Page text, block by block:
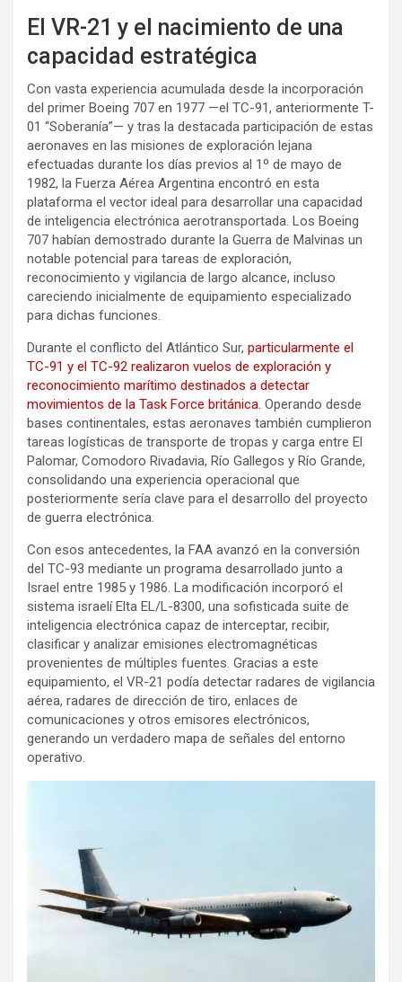
El VR-21 y el nacimiento de una
capacidad estratégica
Con vasta experiencia acumulada desde la incorporación
del primer Boeing 707 en 1977 —el TC-91, anteriormente T-
01 “Soberanía”— y tras la destacada participación de estas
aeronaves en las misiones de exploración lejana
efectuadas durante los días previos al 1º de mayo de
1982, la Fuerza Aérea Argentina encontró en esta
plataforma el vector ideal para desarrollar una capacidad
de inteligencia electrónica aerotransportada. Los Boeing
707 habían demostrado durante la Guerra de Malvinas un
notable potencial para tareas de exploración,
reconocimiento y vigilancia de largo alcance, incluso
careciendo inicialmente de equipamiento especializado
para dichas funciones.
Durante el conflicto del Atlántico Sur, particularmente el
TC-91 y el TC-92 realizaron vuelos de exploración y
reconocimiento marítimo destinados a detectar
movimientos de la Task Force británica. Operando desde
bases continentales, estas aeronaves también cumplieron
tareas logísticas de transporte de tropas y carga entre El
Palomar, Comodoro Rivadavia, Río Gallegos y Río Grande,
consolidando una experiencia operacional que
posteriormente sería clave para el desarrollo del proyecto
de guerra electrónica.
Con esos antecedentes, la FAA avanzó en la conversión
del TC-93 mediante un programa desarrollado junto a
Israel entre 1985 y 1986. La modificación incorporó el
sistema israelí Elta EL/L-8300, una sofisticada suite de
inteligencia electrónica capaz de interceptar, recibir,
clasificar y analizar emisiones electromagnéticas
provenientes de múltiples fuentes. Gracias a este
equipamiento, el VR-21 podía detectar radares de vigilancia
aérea, radares de dirección de tiro, enlaces de
comunicaciones y otros emisores electrónicos,
generando un verdadero mapa de señales del entorno
operativo.